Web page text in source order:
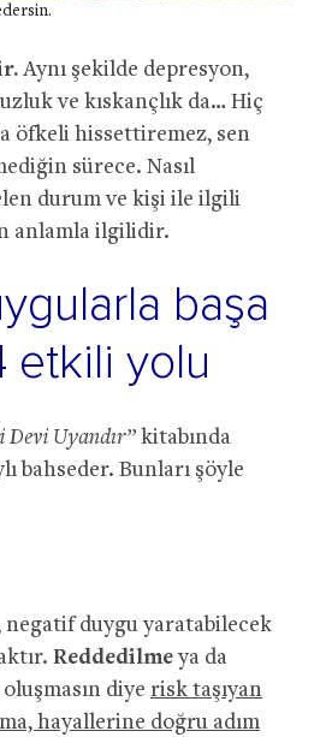
Aynı şekilde depresyon,
ve kıskançlık da… Hiç
öfkeli hissettiremez, sen
sürece. Nasıl
durum ve kişi ile ilgili
anlamla ilgilidir.
başa
etkili yolu
Devi Uyandır” kitabında
bahseder. Bunları şöyle
negatif duygu yaratabilecek
Reddedilmeya da
oluşmasın diye risk taşıyan
hayallerine doğru adım